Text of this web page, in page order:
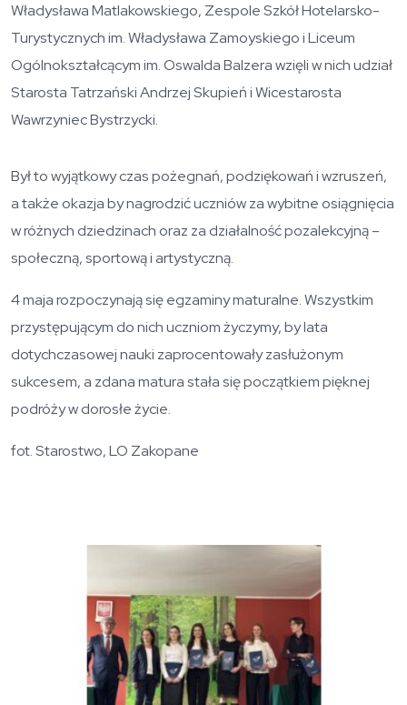
Władysława Matlakowskiego, Zespole Szkół Hotelarsko-
Turystycznych im. Władysława Zamoyskiego i Liceum
Ogólnokształcącym im. Oswalda Balzera wzięli w nich udział
Starosta Tatrzański Andrzej Skupień i Wicestarosta
Wawrzyniec Bystrzycki.
Był to wyjątkowy czas pożegnań, podziękowań i wzruszeń,
a także okazja by nagrodzić uczniów za wybitne osiągnięcia
w różnych dziedzinach oraz za działalność pozalekcyjną –
społeczną, sportową i artystyczną.
4 maja rozpoczynają się egzaminy maturalne. Wszystkim
przystępującym do nich uczniom życzymy, by lata
dotychczasowej nauki zaprocentowały zasłużonym
sukcesem, a zdana matura stała się początkiem pięknej
podróży w dorosłe życie.
fot. Starostwo, LO Zakopane